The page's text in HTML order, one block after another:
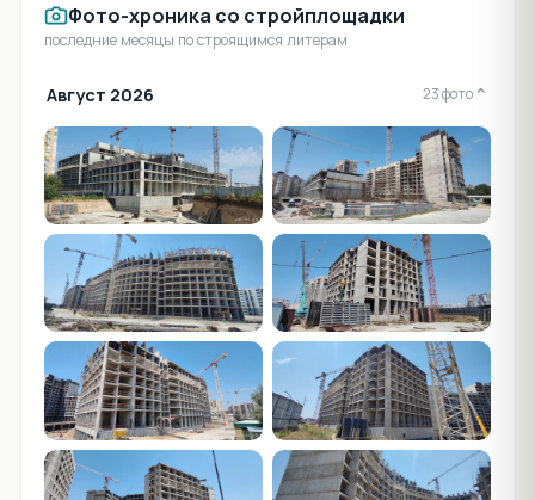
Фото-хроника со стройплощадки
последние месяцы по строящимся литерам
Август 2026 23 фото ⌄